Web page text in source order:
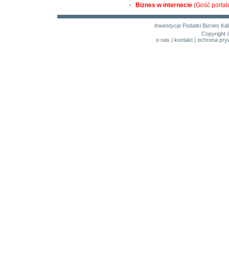
· Biznes w internecie (Gość
Inwestycje Podatki Biznes
Copyright
o nas | kontakt| ochrona